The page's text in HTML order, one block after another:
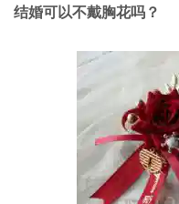
结婚可以不戴胸花吗？